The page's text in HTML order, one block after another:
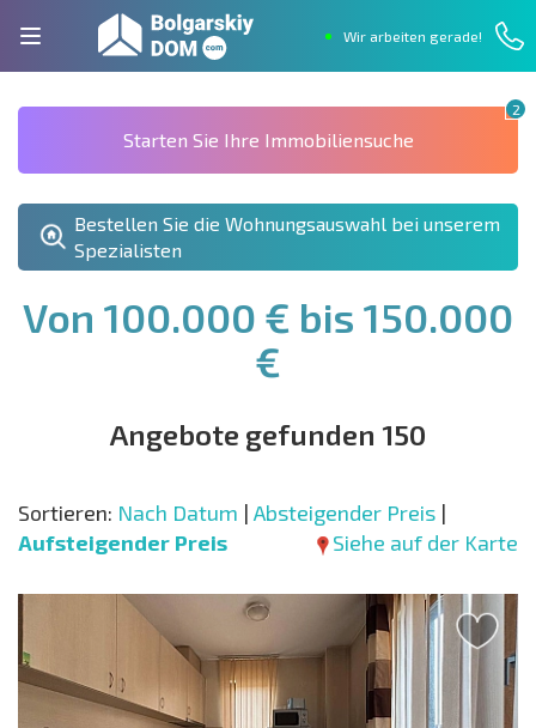
Wir arbeiten gerade!
2
Starten Sie Ihre Immobiliensuche
Bestellen Sie die Wohnungsauswahl bei unserem
Spezialisten
Von 100.000 € bis 150.000
€
Angebote gefunden 150
Sortieren: Nach Datum | Absteigender Preis |
Aufsteigender Preis
Siehe auf der Karte